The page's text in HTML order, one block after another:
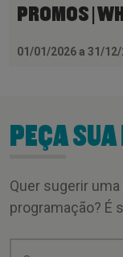
PROMOS |
01/01/2026 a 31/
PEÇA
Quer sugerir
programação? É